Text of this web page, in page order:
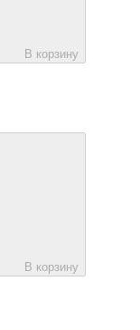
В корзину
В корзину